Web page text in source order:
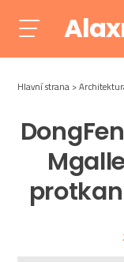
Hlavní strana